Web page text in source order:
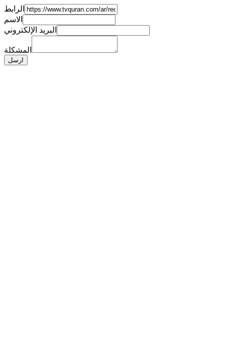
الرابط
الاسم
البريد الإلكتروني
المشكلة
ارسل